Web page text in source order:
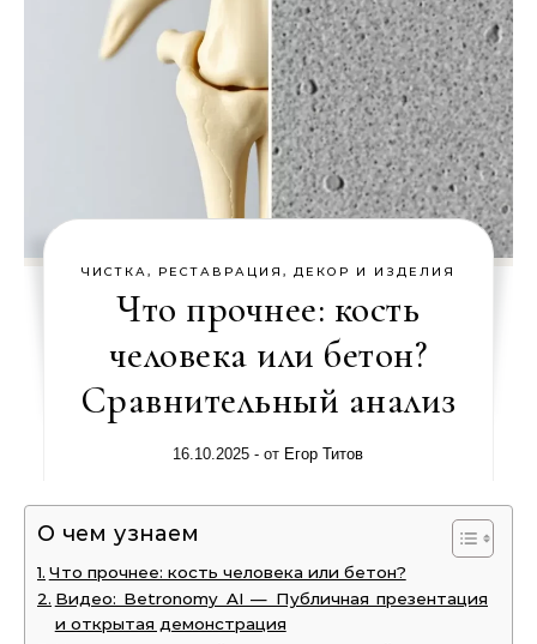
ЧИСТКА, РЕСТАВРАЦИЯ, ДЕКОР И ИЗДЕЛИЯ
Что прочнее: кость
человека или бетон?
Сравнительный анализ
16.10.2025 - от Егор Титов
О чем узнаем
Что прочнее: кость человека или бетон?
Видео: Betronomy AI — Публичная презентация
и открытая демонстрация